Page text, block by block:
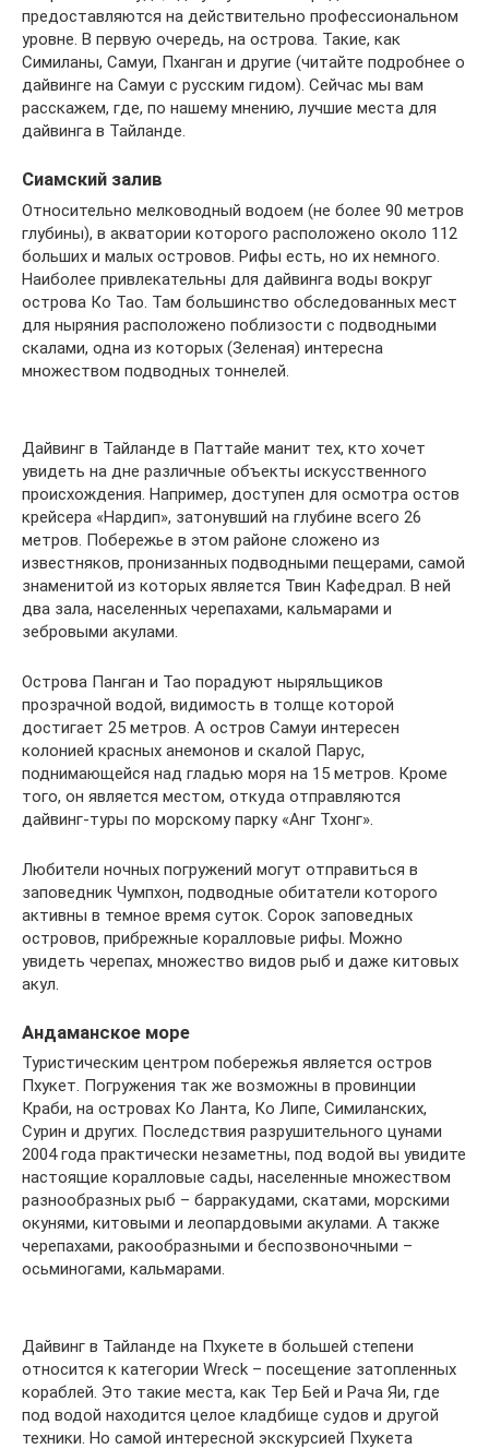
предоставляются на действительно профессиональном
уровне. В первую очередь, на острова. Такие, как
Симиланы, Самуи, Пханган и другие (читайте подробнее о
дайвинге на Самуи с русским гидом). Сейчас мы вам
расскажем, где, по нашему мнению, лучшие места для
дайвинга в Тайланде.
Сиамский залив
Относительно мелководный водоем (не более 90 метров
глубины), в акватории которого расположено около 112
больших и малых островов. Рифы есть, но их немного.
Наиболее привлекательны для дайвинга воды вокруг
острова Ко Тао. Там большинство обследованных мест
для ныряния расположено поблизости с подводными
скалами, одна из которых (Зеленая) интересна
множеством подводных тоннелей.
Дайвинг в Тайланде в Паттайе манит тех, кто хочет
увидеть на дне различные объекты искусственного
происхождения. Например, доступен для осмотра остов
крейсера «Нардип», затонувший на глубине всего 26
метров. Побережье в этом районе сложено из
известняков, пронизанных подводными пещерами, самой
знаменитой из которых является Твин Кафедрал. В ней
два зала, населенных черепахами, кальмарами и
зебровыми акулами.
Острова Панган и Тао порадуют ныряльщиков
прозрачной водой, видимость в толще которой
достигает 25 метров. А остров Самуи интересен
колонией красных анемонов и скалой Парус,
поднимающейся над гладью моря на 15 метров. Кроме
того, он является местом, откуда отправляются
дайвинг-туры по морскому парку «Анг Тхонг».
Любители ночных погружений могут отправиться в
заповедник Чумпхон, подводные обитатели которого
активны в темное время суток. Сорок заповедных
островов, прибрежные коралловые рифы. Можно
увидеть черепах, множество видов рыб и даже китовых
акул.
Андаманское море
Туристическим центром побережья является остров
Пхукет. Погружения так же возможны в провинции
Краби, на островах Ко Ланта, Ко Липе, Симиланских,
Сурин и других. Последствия разрушительного цунами
2004 года практически незаметны, под водой вы увидите
настоящие коралловые сады, населенные множеством
разнообразных рыб – барракудами, скатами, морскими
окунями, китовыми и леопардовыми акулами. А также
черепахами, ракообразными и беспозвоночными –
осьминогами, кальмарами.
Дайвинг в Тайланде на Пхукете в большей степени
относится к категории Wreck – посещение затопленных
кораблей. Это такие места, как Тер Бей и Рача Яи, где
под водой находится целое кладбище судов и другой
техники. Но самой интересной экскурсией Пхукета